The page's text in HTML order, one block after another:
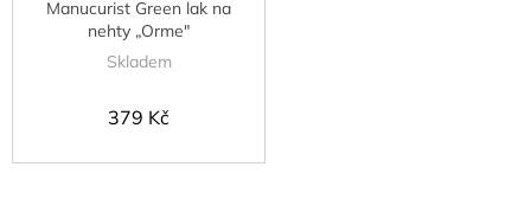
Manucurist Green lak na
nehty „Orme"
Skladem
379 Kč